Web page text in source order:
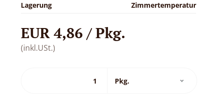
Lagerung Zimmertemperatur
EUR 4,86 / Pkg.
(inkl.USt.)